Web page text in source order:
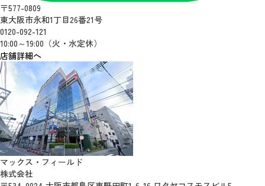
〒577-0809
東大阪市永和1丁目26番21号
0120-092-121
10:00～19:00（火・水定休）
店舗詳細へ
マックス・フィールド
株式会社